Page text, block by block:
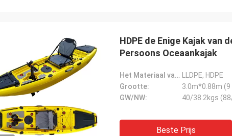
HDPE de Enige Kajak
Persoons Oceaankajak
Het Materiaal van Hull:
LLDPE, HDPE
Grootte:
3.0m*0.88m (9
GW/NW:
40/38.2kgs
Beste Prijs